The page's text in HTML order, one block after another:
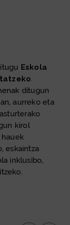
Eskola
.
ditugun
aurreko eta
kirol
hauek
eskaintza
inklusibo,